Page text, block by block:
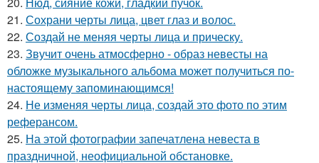
21. Сохрани черты лица, цвет глаз и волос.
22. Создай не меняя черты лица и прическу.
23. Звучит очень атмосферно - образ невесты на
обложке музыкального альбома может получиться по-
настоящему запоминающимся!
24. Не изменяя черты лица, создай это фото по этим
реферансом.
25. На этой фотографии запечатлена невеста в
праздничной, неофициальной обстановке.